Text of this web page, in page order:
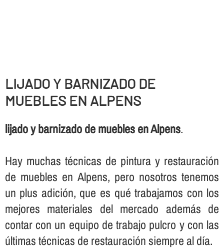
LIJADO Y BARNIZADO DE
MUEBLES EN ALPENS
lijado y barnizado de muebles en Alpens.
Hay muchas técnicas de pintura y restauración
de muebles en Alpens, pero nosotros tenemos
un plus adición, que es qué trabajamos con los
mejores materiales del mercado además de
contar con un equipo de trabajo pulcro y con las
últimas técnicas de restauración siempre al dí­a.